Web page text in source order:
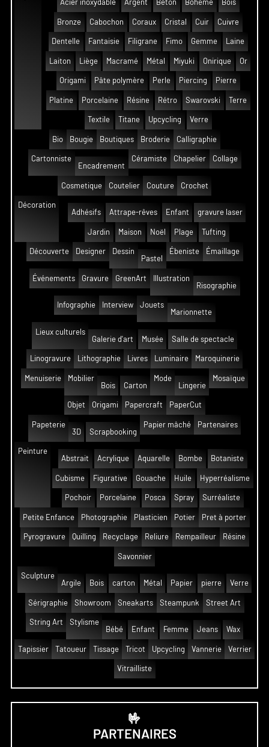
Acier inoxydable
Argent Beton Boheme Bois
Bronze Cabochon Coraux Cristal Cuir Cuivre
Dentelle Fantaisie Filigrane Fimo Gemme Laine
Laiton Liège Macramé Métal Miyuki Onirique Or
Origami Pâte polymère Perle Piercing Pierre
Platine Porcelaine Résine Rétro Swarovski Terre
Textile Titane Upcycling Verre
Bio Bougie Boutiques Broderie Calligraphie
Cartonniste
Encadrement
Céramiste Chapelier Collage
Cosmetique Coutelier Couture Crochet
Décoration
Adhésifs
Attrape-rêves Enfant gravure laser
Jardin Maison Noël Plage Tufting
Découverte Designer
Dessin
Pastel
Ébeniste Émaillage
Événements Gravure GreenArt
Illustration
Risographie
Infographie Interview
Jouets
Marionnette
Lieux culturels
Galerie d'art
Musée Salle de spectacle
Linogravure Lithographie Livres Luminaire Maroquinerie
Menuiserie
Mobilier
Bois
Carton
Mode
Lingerie
Mosaïque
Objet Origami Papercraft PaperCut
Papeterie
3D
Scrapbooking
Papier mâché Partenaires
Peinture
Abstrait
Acrylique Aquarelle Bombe Botaniste
Cubisme Figurative Gouache Huile Hyperréalisme
Pochoir Porcelaine Posca Spray Surréaliste
Petite Enfance Photographie Plasticien Potier Pret à porter
Pyrogravure Quilling Recyclage Reliure Rempailleur Résine
Savonnier
Sculpture
Argile
Bois carton Métal Papier pierre Verre
Sérigraphie Showroom Sneakarts Steampunk Street Art
String Art
Stylisme
Bébé
Enfant Femme Jeans Wax
Tapissier Tatoueur Tissage Tricot Upcycling Vannerie Verrier
Vitrailliste
🤟
PARTENAIRES